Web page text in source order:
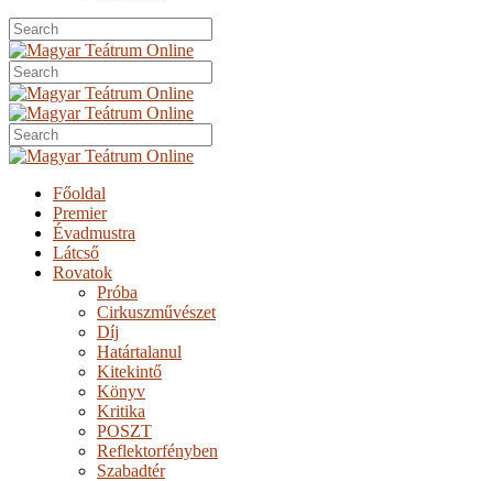
Főoldal
Premier
Évadmustra
Látcső
Rovatok
Próba
Cirkuszművészet
Díj
Határtalanul
Kitekintő
Könyv
Kritika
POSZT
Reflektorfényben
Szabadtér